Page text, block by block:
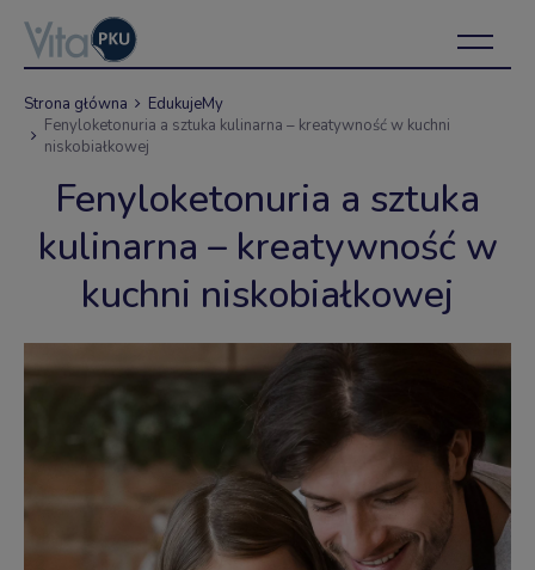
Strona główna
EdukujeMy
Fenyloketonuria a sztuka kulinarna – kreatywność w kuchni
niskobiałkowej
Fenyloketonuria a sztuka
kulinarna – kreatywność w
kuchni niskobiałkowej